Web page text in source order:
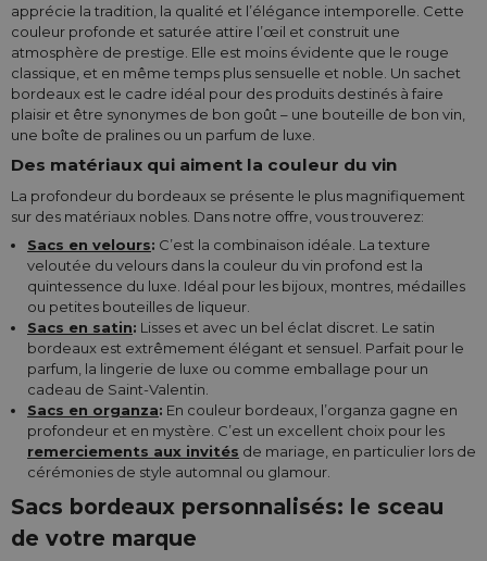
apprécie la tradition, la qualité et l’élégance intemporelle. Cette
couleur profonde et saturée attire l’œil et construit une
atmosphère de prestige. Elle est moins évidente que le rouge
classique, et en même temps plus sensuelle et noble. Un sachet
bordeaux est le cadre idéal pour des produits destinés à faire
plaisir et être synonymes de bon goût – une bouteille de bon vin,
une boîte de pralines ou un parfum de luxe.
Des matériaux qui aiment la couleur du vin
La profondeur du bordeaux se présente le plus magnifiquement
sur des matériaux nobles. Dans notre offre, vous trouverez:
Sacs en velours: C’est la combinaison idéale. La texture
veloutée du velours dans la couleur du vin profond est la
quintessence du luxe. Idéal pour les bijoux, montres, médailles
ou petites bouteilles de liqueur.
Sacs en satin: Lisses et avec un bel éclat discret. Le satin
bordeaux est extrêmement élégant et sensuel. Parfait pour le
parfum, la lingerie de luxe ou comme emballage pour un
cadeau de Saint-Valentin.
Sacs en organza: En couleur bordeaux, l’organza gagne en
profondeur et en mystère. C’est un excellent choix pour les
remerciements aux invités de mariage, en particulier lors de
cérémonies de style automnal ou glamour.
Sacs bordeaux personnalisés: le sceau
de votre marque